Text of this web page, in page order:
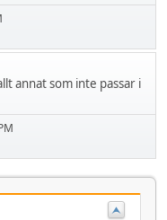
annat som inte passar i